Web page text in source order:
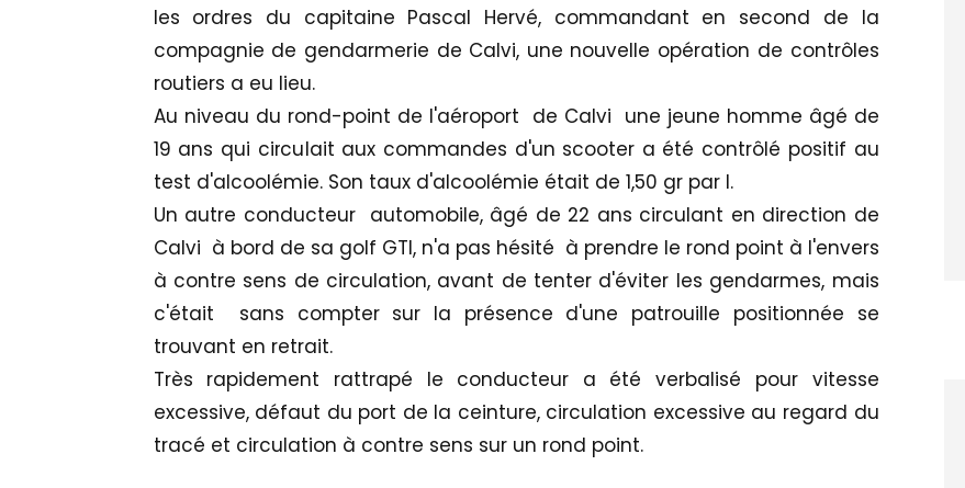
les ordres du capitaine Pascal Hervé, commandant en second de la
compagnie de gendarmerie de Calvi, une nouvelle opération de contrôles
routiers a eu lieu.
Au niveau du rond-point de l'aéroport de Calvi une jeune homme âgé de
19 ans qui circulait aux commandes d'un scooter a été contrôlé positif au
test d'alcoolémie. Son taux d'alcoolémie était de 1,50 gr par l.
Un autre conducteur automobile, âgé de 22 ans circulant en direction de
Calvi à bord de sa golf GTI, n'a pas hésité à prendre le rond point à l'envers
à contre sens de circulation, avant de tenter d'éviter les gendarmes, mais
c'était sans compter sur la présence d'une patrouille positionnée se
trouvant en retrait.
Très rapidement rattrapé le conducteur a été verbalisé pour vitesse
excessive, défaut du port de la ceinture, circulation excessive au regard du
tracé et circulation à contre sens sur un rond point.